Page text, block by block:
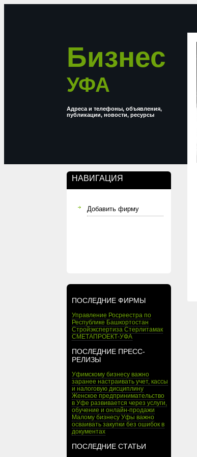
Бизнес
УФА
Адреса и телефоны, объявления,
публикации, новости, ресурсы
НАВИГАЦИЯ
Добавить фирму
ПОСЛЕДНИЕ ФИРМЫ
Управление Росреестра по
Республике Башкортостан
Стройэкспертиза Стерлитамак
СМЕТАПРОЕКТ-УФА
ПОСЛЕДНИЕ ПРЕСС-
РЕЛИЗЫ
Уфимскому бизнесу важно
заранее настраивать учет, кассы
и налоговую дисциплину
Женское предпринимательство
в Уфе развивается через услуги,
обучение и онлайн-продажи
Малому бизнесу Уфы важно
осваивать закупки без ошибок в
документах
ПОСЛЕДНИЕ СТАТЬИ